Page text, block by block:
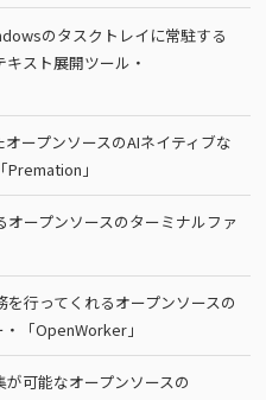
のタスクトレイに常駐する
スト展開ツール・
ープンソースのAIネイティブな
」
ープンソースのターミナルファ
行ってくれるオープンソースの
「OpenWorker」
可能なオープンソースの